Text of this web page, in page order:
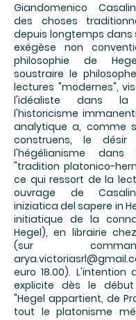
Giandomenico
des choses
depuis longtemps dans
exégèse non
philosophie de
soustraire le
lectures "modernes",
l'idéaliste dans
l'historicisme
analytique a, comme
construens, le désir
l'hégélianisme dans
"tradition platonico-
ce qui ressort de la
ouvrage de
iniziatica del sapere in
initiatique de la
Hegel), en librairie
(sur
euro 18.00). L'intention
explicite dès le
"Hegel appartient, de
tout le platonisme